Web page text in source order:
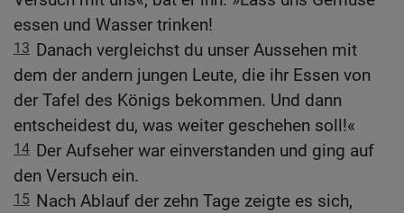
essen und Wasser trinken!
13 Danach vergleichst du unser Aussehen mit
dem der andern jungen Leute, die ihr Essen von
der Tafel des Königs bekommen. Und dann
entscheidest du, was weiter geschehen soll!«
14 Der Aufseher war einverstanden und ging auf
den Versuch ein.
15 Nach Ablauf der zehn Tage zeigte es sich,